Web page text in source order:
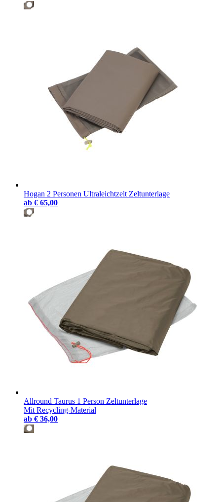
Hogan 2 Personen Ultraleichtzelt Zeltunterlage
ab € 65,00
Allround Taurus 1 Person Zeltunterlage
Mit Recycling-Material
ab € 36,00